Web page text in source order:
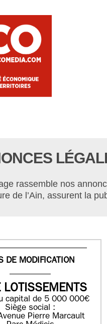
rassemble nos
de l’Ain, assurent la
DE MODIFICATION
LOTISSEMENTS
capital de 5 000 000€
Siège social :
Pierre Marcault